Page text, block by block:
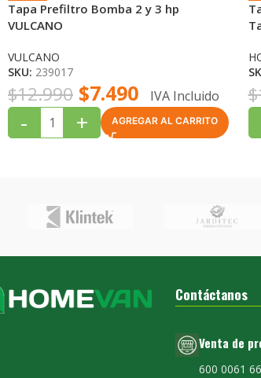
Tapa Prefiltro Bomba 2 y 3 hp
VULCANO
VULCANO
SKU: 239017
$12.990 $7.490 IVA Incluido
- + AGREGAR AL CARRITO
$
Contáctanos
Venta de
600 0061